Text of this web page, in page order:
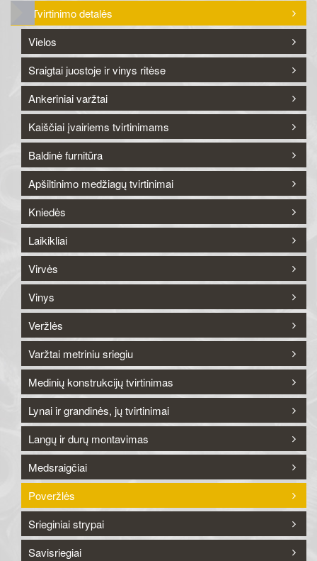
Tvirtinimo detalės
Vielos
Sraigtai juostoje ir vinys ritėse
Ankeriniai varžtai
Kaiščiai įvairiems tvirtinimams
Baldinė furnitūra
Apšiltinimo medžiagų tvirtinimai
Kniedės
Laikikliai
Virvės
Vinys
Veržlės
Varžtai metriniu sriegiu
Medinių konstrukcijų tvirtinimas
Lynai ir grandinės, jų tvirtinimai
Langų ir durų montavimas
Medsraigčiai
Poveržlės
Srieginiai strypai
Savisriegiai